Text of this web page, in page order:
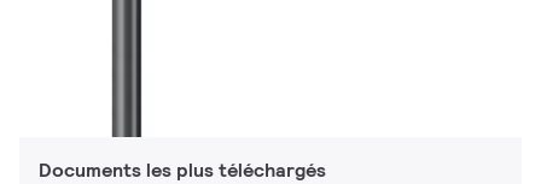
Documents les plus téléchargés